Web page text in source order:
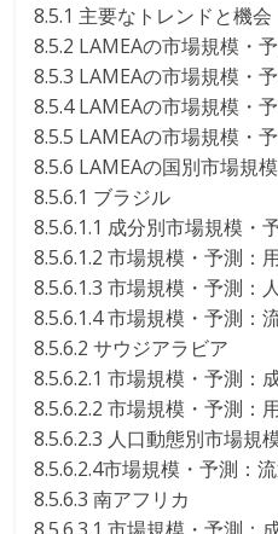
8.5.1 主要なトレンドと機会
8.5.2 LAMEAの市場規模・
8.5.3 LAMEAの市場規模・
8.5.4 LAMEAの市場規模・
8.5.5 LAMEAの市場規模・
8.5.6 LAMEAの国別市場規
8.5.6.1 ブラジル
8.5.6.1.1 成分別市場規模・
8.5.6.1.2 市場規模・予測：
8.5.6.1.3 市場規模・予測：
8.5.6.1.4 市場規模・予測：
8.5.6.2 サウジアラビア
8.5.6.2.1 市場規模・予測：
8.5.6.2.2 市場規模・予測：
8.5.6.2.3 人口動態別市場規
8.5.6.2.4市場規模・予測：
8.5.6.3 南アフリカ